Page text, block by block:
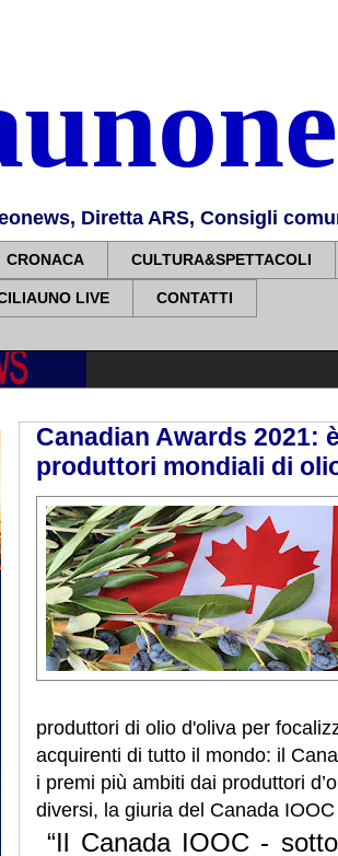
Diretta ARS, Consigli
CRONACA CULTURA&SPETTACOLI
LIVE CONTATTI
Canadian Awards 2021:
produttori mondiali di
produttori di olio d'oliva per
acquirenti di tutto il mondo: il
i premi più ambiti dai produttori
diversi, la giuria del Canada
“Il Canada IOOC -